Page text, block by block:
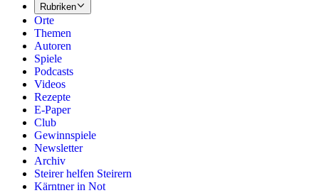
Rubriken
Orte
Themen
Autoren
Spiele
Podcasts
Videos
Rezepte
E-Paper
Club
Gewinnspiele
Newsletter
Archiv
Steirer helfen Steirern
Kärntner in Not